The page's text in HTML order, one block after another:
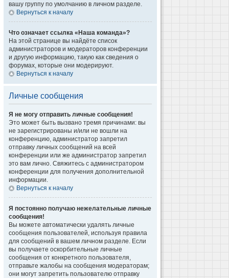
вашу группу по умолчанию в личном разделе.
Вернуться к началу
Что означает ссылка «Наша команда»?
На этой странице вы найдёте список
администраторов и модераторов конференции
и другую информацию, такую как сведения о
форумах, которые они модерируют.
Вернуться к началу
Личные сообщения
Я не могу отправить личные сообщения!
Это может быть вызвано тремя причинами: вы
не зарегистрированы и/или не вошли на
конференцию, администратор запретил
отправку личных сообщений на всей
конференции или же администратор запретил
это вам лично. Свяжитесь с администратором
конференции для получения дополнительной
информации.
Вернуться к началу
Я постоянно получаю нежелательные личные
сообщения!
Вы можете автоматически удалять личные
сообщения пользователей, используя правила
для сообщений в вашем личном разделе. Если
вы получаете оскорбительные личные
сообщения от конкретного пользователя,
отправьте жалобы на сообщения модераторам;
они могут запретить пользователю отправку